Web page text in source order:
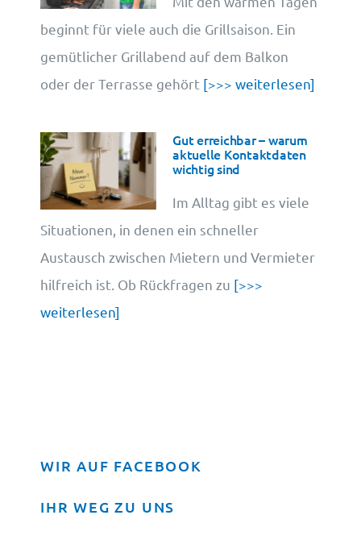
beginnt für viele auch die Grillsaison. Ein
gemütlicher Grillabend auf dem Balkon
oder der Terrasse gehört [>>> weiterlesen]
Gut erreichbar – warum
aktuelle Kontaktdaten
wichtig sind
Im Alltag gibt es viele
Situationen, in denen ein schneller
Austausch zwischen Mietern und Vermieter
hilfreich ist. Ob Rückfragen zu [>>>
weiterlesen]
WIR AUF FACEBOOK
IHR WEG ZU UNS